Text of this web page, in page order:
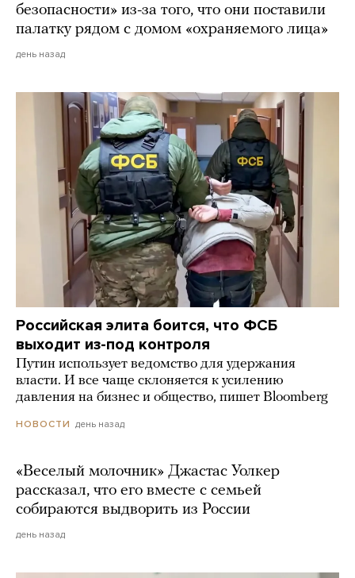
безопасности» из-за того, что они поставили
палатку рядом с домом «охраняемого лица»
день назад
Российская элита боится, что ФСБ
выходит из-под контроля
Путин использует ведомство для удержания
власти. И все чаще склоняется к усилению
давления на бизнес и общество, пишет Bloomberg
НОВОСТИ день назад
«Веселый молочник» Джастас Уолкер
рассказал, что его вместе с семьей
собираются выдворить из России
день назад